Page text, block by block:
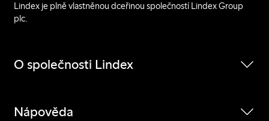
Lindex je plně vlastněnou dceřinou společností Lindex Group
plc.
O společnosti Lindex
Nápověda